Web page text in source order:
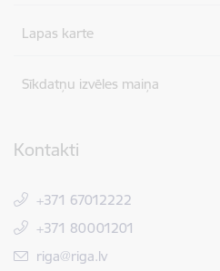
Lapas karte
Sīkdatņu izvēles maiņa
Kontakti
+371 67012222
+371 80001201
E-pasts:
riga@riga.lv